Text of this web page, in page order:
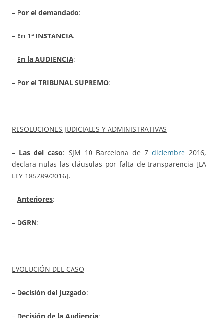
– Por el demandado:
– En 1ª INSTANCIA:
– En la AUDIENCIA:
– Por el TRIBUNAL SUPREMO:
RESOLUCIONES JUDICIALES Y ADMINISTRATIVAS
– Las del caso: SJM 10 Barcelona de 7diciembre 2016,
declara nulas las cláusulas por falta de transparencia [LA
LEY 185789/2016].
– Anteriores:
– DGRN:
EVOLUCIÓN DEL CASO
– Decisión del Juzgado:
– Decisión de la Audiencia: